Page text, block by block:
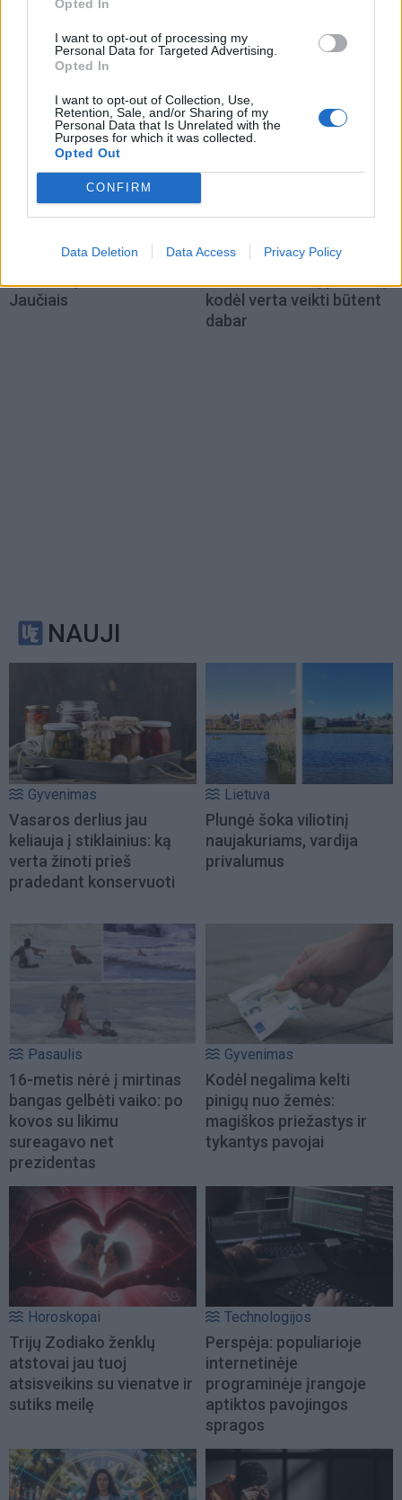
Opted In
I want to opt-out of processing my
Personal Data for Targeted Advertising.
Opted In
I want to opt-out of Collection, Use,
Retention, Sale, and/or Sharing of my
Personal Data that Is Unrelated with the
Purposes for which it was collected.
Opted Out
CONFIRM
Data Deletion Data Access Privacy Policy
Zodiako ženklų laukia
pelnas rugpjūčio 10–16
dienomis
nuovargis, Šauliams –
išdavystė
Horoskopai
Zodiako ženklus, kuriems
Jaučiais
Horoskopai
kuriems rugpjūtis gali
kodėl verta veikti būtent
dabar
NAUJI
Gyvenimas
Vasaros derlius jau
keliauja į stiklainius: ką
verta žinoti prieš
pradedant konservuoti
Lietuva
Plungė šoka viliotinį
naujakuriams, vardija
privalumus
Pasaulis
16-metis nėrė į mirtinas
bangas gelbėti vaiko: po
kovos su likimu
sureagavo net
prezidentas
Gyvenimas
Kodėl negalima kelti
pinigų nuo žemės:
magiškos priežastys ir
tykantys pavojai
Horoskopai
Trijų Zodiako ženklų
atstovai jau tuoj
atsisveikins su vienatve ir
sutiks meilę
Technologijos
Perspėja: populiarioje
internetinėje
programinėje įrangoje
aptiktos pavojingos
spragos